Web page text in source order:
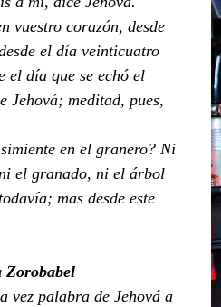
vuestro corazón, desde
el día veinticuatro
el día que se echó el
Jehová; meditad, pues,
en el granero? Ni
el granado, ni el árbol
mas desde este
Zorobabel
vez palabra de Jehová a